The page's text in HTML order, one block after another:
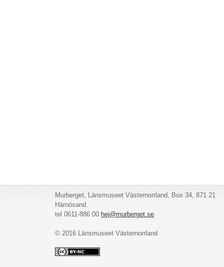
Murberget, Länsmuseet Västernorrland, Box 34, 871 21
Härnösand.
tel 0611-886 00 hej@murberget.se
© 2016 Länsmuseet Västernorrland